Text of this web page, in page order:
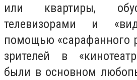
или квартиры,
телевизорами и
помощью «сарафанного
зрителей в
были в основном